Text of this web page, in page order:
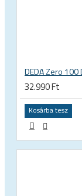
32.990 Ft
Kosárba tesz